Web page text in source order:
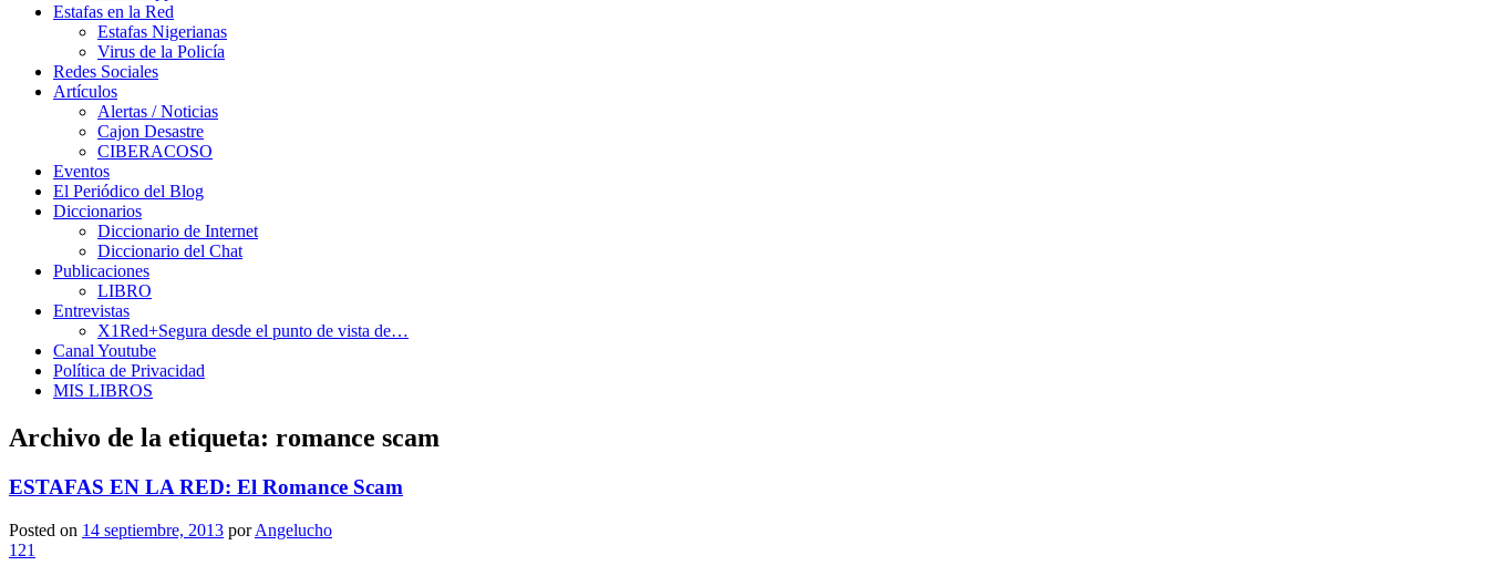
Estafas en la Red
Estafas Nigerianas
Virus de la Policía
Redes Sociales
Artículos
Alertas / Noticias
Cajon Desastre
CIBERACOSO
Eventos
El Periódico del Blog
Diccionarios
Diccionario de Internet
Diccionario del Chat
Publicaciones
LIBRO
Entrevistas
X1Red+Segura desde el punto de vista de…
Canal Youtube
Política de Privacidad
MIS LIBROS
Archivo de la etiqueta: romance scam
ESTAFAS EN LA RED: El Romance Scam
Posted on 14 septiembre, 2013 porAngelucho
121